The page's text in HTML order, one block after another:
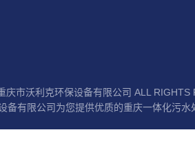
庆市沃利克环保设备有限公司 ALL RIGHTS
备有限公司为您提供优质的重庆一体化污